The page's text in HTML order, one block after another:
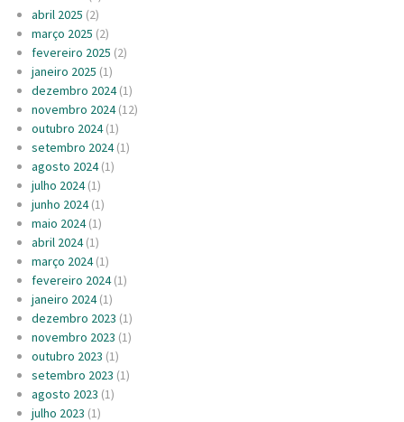
abril 2025 (2)
março 2025 (2)
fevereiro 2025 (2)
janeiro 2025 (1)
dezembro 2024(1)
novembro 2024(12)
outubro 2024(1)
setembro 2024(1)
agosto 2024(1)
julho 2024(1)
junho 2024(1)
maio 2024(1)
abril 2024(1)
março 2024(1)
fevereiro 2024(1)
janeiro 2024(1)
dezembro 2023 (1)
novembro 2023 (1)
outubro 2023 (1)
setembro 2023 (1)
agosto 2023 (1)
julho 2023 (1)